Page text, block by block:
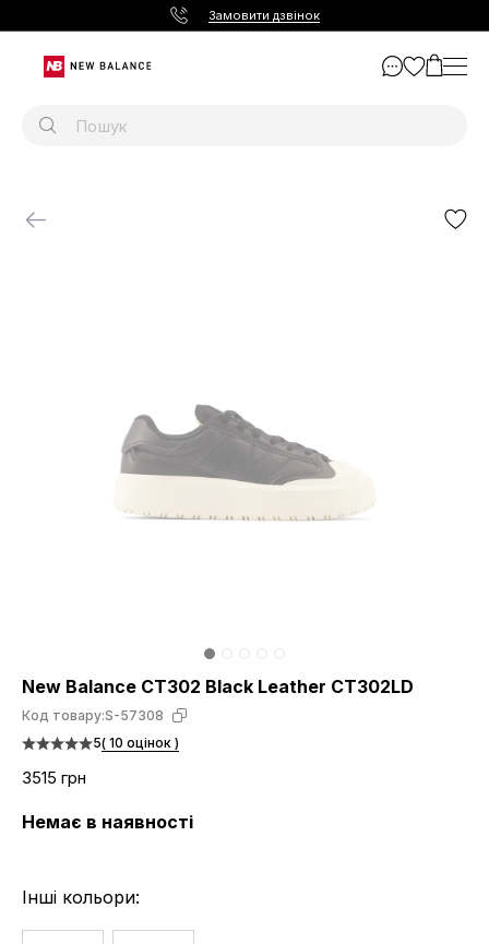
Замовити дзвінок
New Balance CT302 Black Leather CT302LD
Код товару:S-57308
5( 10 оцінок )
3515 грн
Немає в наявності
Інші кольори: